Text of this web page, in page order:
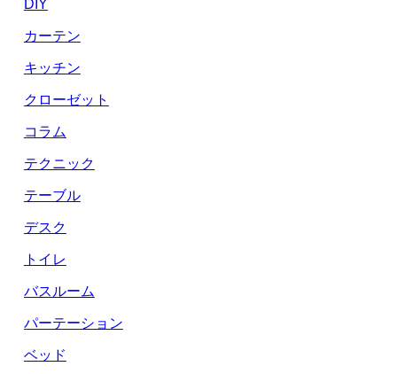
DIY
カーテン
キッチン
クローゼット
コラム
テクニック
テーブル
デスク
トイレ
バスルーム
パーテーション
ベッド